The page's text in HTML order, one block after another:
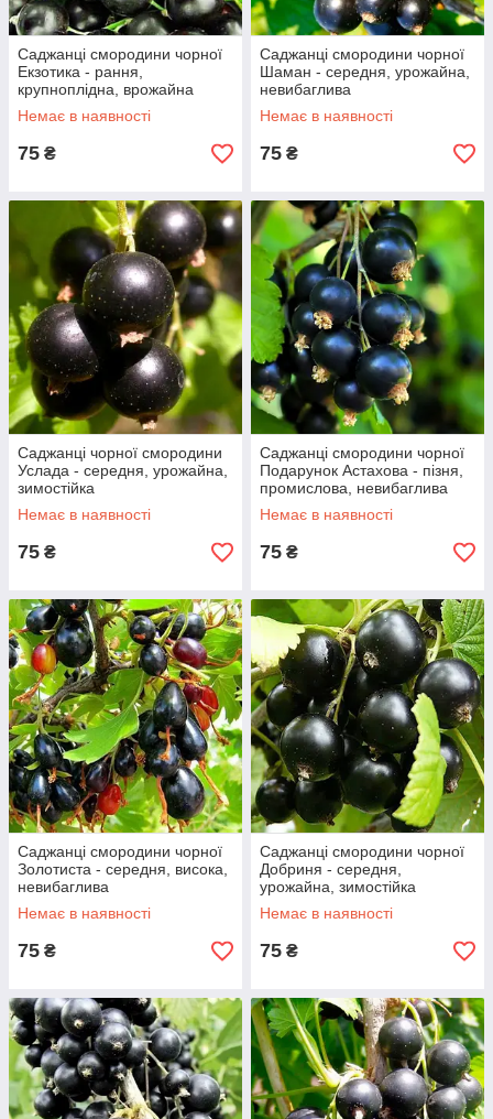
Саджанці смородини чорної
Екзотика - рання,
крупноплідна, врожайна
Немає в наявності
75 ₴
Саджанці смородини чорної
Шаман - середня, урожайна,
невибаглива
Немає в наявності
75 ₴
Саджанці чорної смородини
Услада - середня, урожайна,
зимостійка
Немає в наявності
75 ₴
Саджанці смородини чорної
Подарунок Астахова - пізня,
промислова, невибаглива
Немає в наявності
75 ₴
Саджанці смородини чорної
Золотиста - середня, висока,
невибаглива
Немає в наявності
75 ₴
Саджанці смородини чорної
Добриня - середня,
урожайна, зимостійка
Немає в наявності
75 ₴